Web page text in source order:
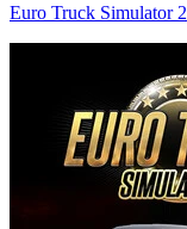
Euro Truck Simulator 2